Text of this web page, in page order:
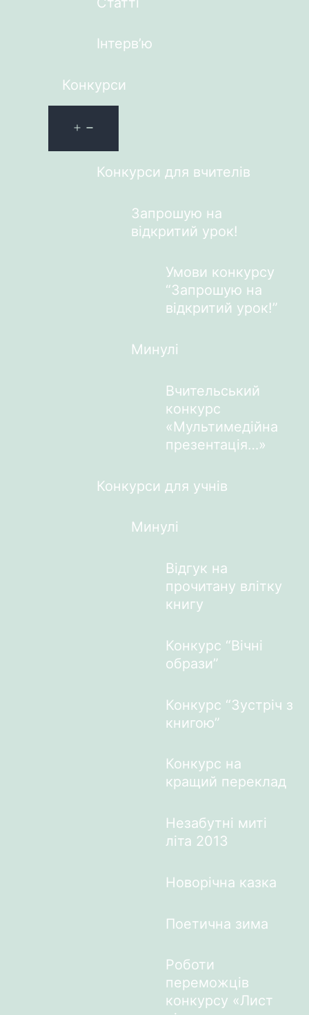
Інтерв’ю
Конкурси
Конкурси для вчителів
Запрошую на
відкритий урок!
Умови конкурсу
“Запрошую на
відкритий урок!”
Минулі
Вчительський
конкурс
«Мультимедійна
презентація…»
Конкурси для учнів
Минулі
Відгук на
прочитану влітку
книгу
Конкурс “Вічні
образи”
Конкурс “Зустріч з
книгою”
Конкурс на
кращий переклад
Незабутні миті
літа 2013
Новорічна казка
Поетична зима
Роботи
переможців
конкурсу «Лист